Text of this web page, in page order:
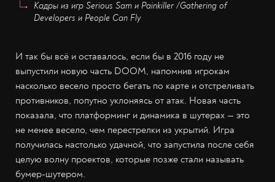
Кадры из игр Serious Sam и Painkiller /Gathering of
Developers и People Can Fly
И так бы всё и оставалось, если бы в 2016 году не
выпустили новую часть DOOM, напомнив игрокам
насколько весело просто бегать по карте и отстреливать
противников, попутно уклоняясь от атак. Новая часть
показала, что платформинг и динамика в шутерах — это
не менее весело, чем перестрелки из укрытий. Игра
получилась настолько удачной, что запустила после себя
целую волну проектов, которые позже стали называть
бумер-шутером.